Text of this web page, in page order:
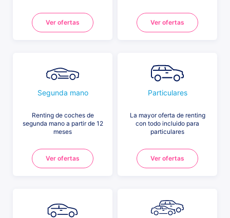
Ver ofertas Ver ofertas
Segunda mano
Renting de coches de
segunda mano a partir de 12
meses
Ver ofertas
Particulares
La mayor oferta de renting
con todo incluido para
particulares
Ver ofertas